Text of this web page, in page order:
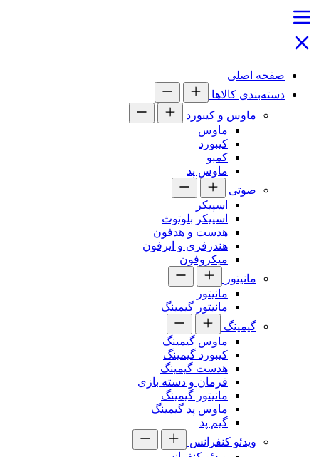
صفحه اصلی
دسته‌بندی کالاها
ماوس و کیبورد
ماوس
کیبورد
کمبو
ماوس پد
صوتی
اسپیکر
اسپیکر بلوتوث
هدست و هدفون
هندزفری و ایرفون
میکروفون
مانیتور
مانیتور
مانیتور گیمینگ
گیمینگ
ماوس گیمینگ
کیبورد گیمینگ
هدست گیمینگ
فرمان و دسته بازی
مانیتور گیمینگ
ماوس پد گیمینگ
گیم پد
ویدئو کنفرانس